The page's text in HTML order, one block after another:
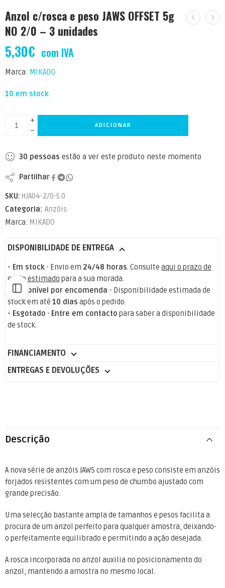
Anzol c/rosca e peso JAWS OFFSET 5g
NO 2/0 – 3 unidades
5,30€ com IVA
Marca: MIKADO
10 em stock
ADICIONAR
30 pessoas estão a ver este produto neste momento
Partilhar
SKU: HJA04-2/0-5.0
Categoria: Anzóis
Marca: MIKADO
DISPONIBILIDADE DE ENTREGA
- Em stock - Envio em 24/48 horas. Consulteaqui o prazo de
envio estimado para a sua morada.
- Disponível por encomenda - Disponibilidade estimada de
stock em até10 dias após o pedido.
- Esgotado - Entre em contacto para saber a disponibilidade
de stock.
FINANCIAMENTO
ENTREGAS E DEVOLUÇÕES
Descrição
A nova série de anzóis JAWS com rosca e peso consiste em anzóis
forjados resistentes com um peso de chumbo ajustado com
grande precisão.
Uma selecção bastante ampla de tamanhos e pesos facilita a
procura de um anzol perfeito para qualquer amostra, deixando-
o perfeitamente equilibrado e permitindo a ação desejada.
A rosca incorporada no anzol auxilia no posicionamento do
anzol, mantendo a amostra no mesmo local.